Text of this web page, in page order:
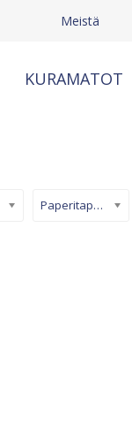
Meistä
KURAMATOT
Paperitapetti